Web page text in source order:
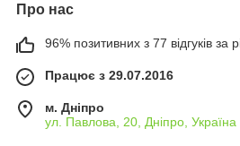
Про нас
96% позитивних з 77 відгуків за
Працює з 29.07.2016
м. Дніпро
ул. Павлова, 20, Дніпро, Україна